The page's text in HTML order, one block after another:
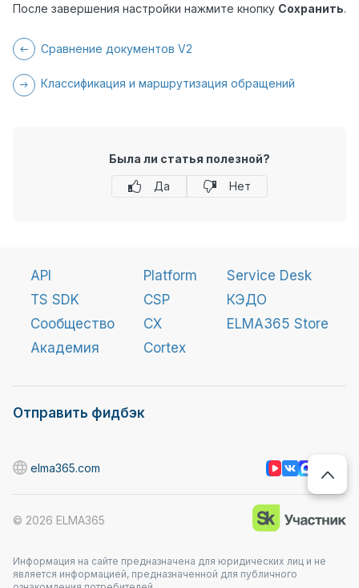
После завершения настройки нажмите кнопку Сохранить.
Сравнение документов V2
Классификация и маршрутизация обращений
Была ли статья полезной?
Да
Нет
API
TS SDK
Сообщество
Академия
Platform
CSP
CX
Cortex
Service Desk
КЭДО
ELMA365 Store
Отправить фидбэк
Информация на сайте предназначена для юридических лиц и не
является информацией, предназначенной для публичного
© 2026 ELMA365
elma365.com